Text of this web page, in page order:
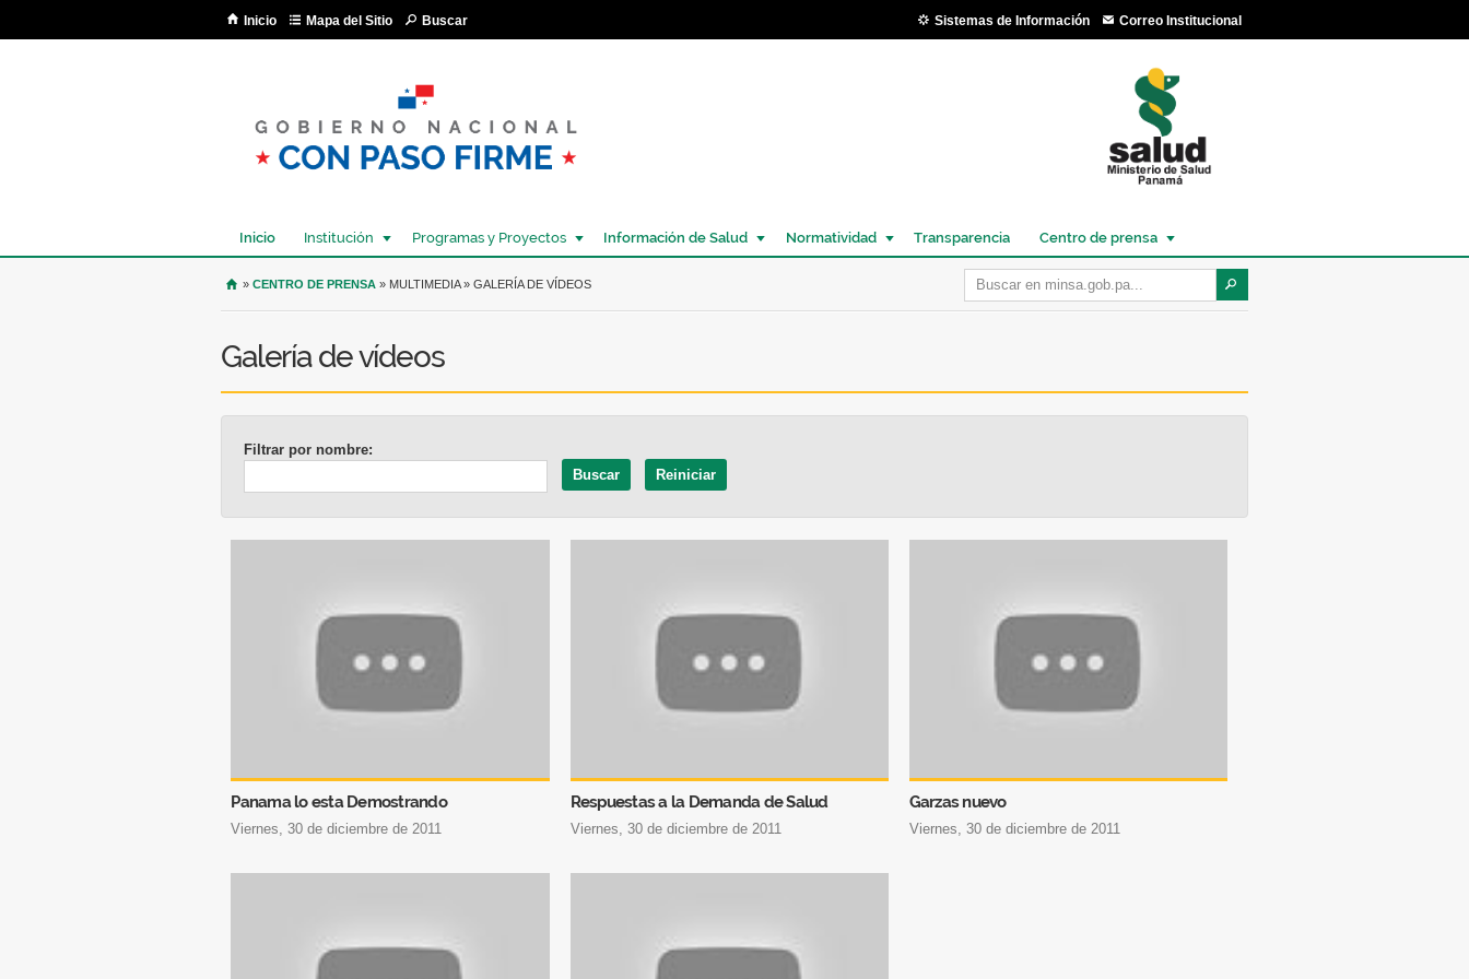
Inicio Mapa del Sitio Buscar Sistemas de Información Correo Institucional
Inicio Institución Programas y Proyectos Información de Salud Normatividad Transparencia Centro de prensa
USTED SE ENCUENTRA AQUÍ
» CENTRO DE PRENSA » MULTIMEDIA » GALERÍA DE VÍDEOS
Galería de vídeos
Filtrar por nombre:
Panama lo esta Demostrando
viernes, 30 de diciembre de 2011
Respuestas a la Demanda de Salud
viernes, 30 de diciembre de 2011
Garzas nuevo
viernes, 30 de diciembre de 2011